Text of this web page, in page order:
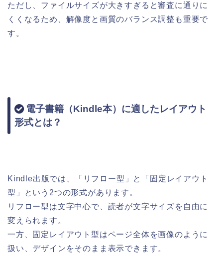
ただし、ファイルサイズが大きすぎると審査に通りに
くくなるため、解像度と画質のバランス調整も重要で
す。
電子書籍（Kindle本）に適したレイアウト
形式とは？
Kindle出版では、「リフロー型」と「固定レイアウト
型」という2つの形式があります。
リフロー型は文字中心で、読者が文字サイズを自由に
変えられます。
一方、固定レイアウト型はページ全体を画像のように
扱い、デザインをそのまま表示できます。